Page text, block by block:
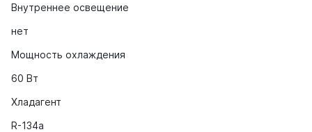
Внутреннее освещение
нет
Мощность охлаждения
60 Вт
Хладагент
R-134a